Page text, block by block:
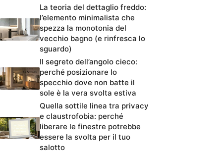
La teoria del dettaglio freddo:
l’elemento minimalista che
spezza la monotonia del
vecchio bagno (e rinfresca lo
sguardo)
Il segreto dell’angolo cieco:
perché posizionare lo
specchio dove non batte il
sole è la vera svolta estiva
Quella sottile linea tra privacy
e claustrofobia: perché
liberare le finestre potrebbe
essere la svolta per il tuo
salotto